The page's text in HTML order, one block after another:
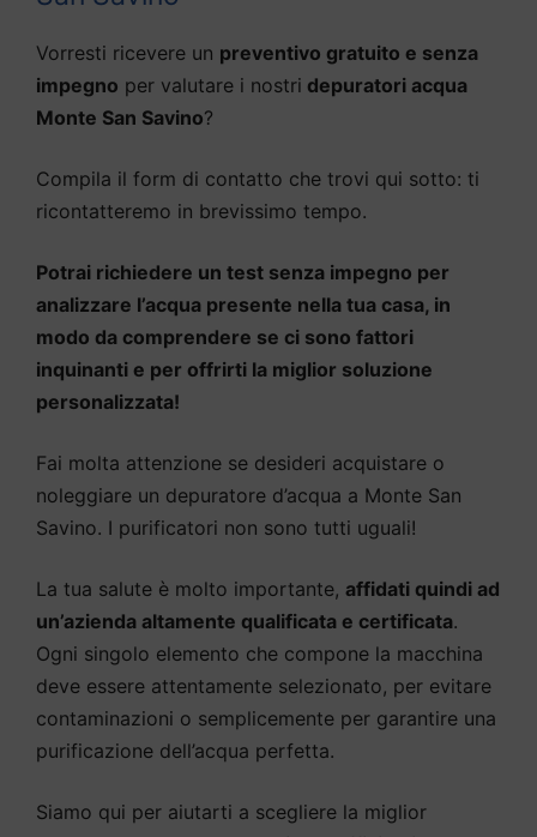
Vorresti ricevere un preventivo gratuito e senza
impegno per valutare i nostri depuratori acqua
Monte San Savino?
Compila il form di contatto che trovi qui sotto: ti
ricontatteremo in brevissimo tempo.
Potrai richiedere un test senza impegno per
analizzare l’acqua presente nella tua casa, in
modo da comprendere se ci sono fattori
inquinanti e per offrirti la miglior soluzione
personalizzata!
Fai molta attenzione se desideri acquistare o
noleggiare un depuratore d’acqua a Monte San
Savino. I purificatori non sono tutti uguali!
La tua salute è molto importante, affidati quindi ad
un’azienda altamente qualificata e certificata.
Ogni singolo elemento che compone la macchina
deve essere attentamente selezionato, per evitare
contaminazioni o semplicemente per garantire una
purificazione dell’acqua perfetta.
Siamo qui per aiutarti a scegliere la miglior